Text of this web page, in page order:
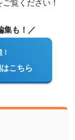
覧ください！
集も！／
こちら